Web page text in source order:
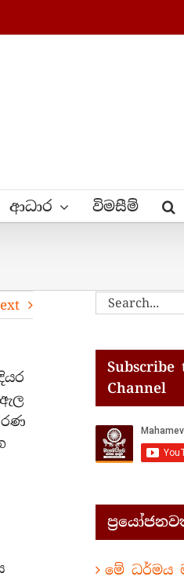
ආධාර විමසීම්
Search
Channel
මේ ධර්මය